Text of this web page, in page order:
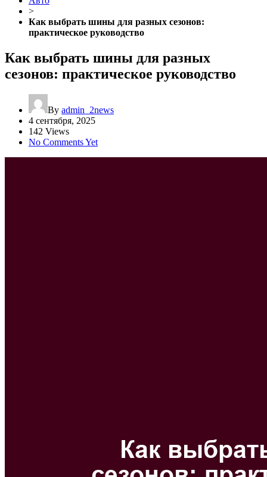
>
Как выбрать шины для разных сезонов:
практическое руководство
Как выбрать шины для разных
сезонов: практическое руководство
By admin_2news
4 сентября, 2025
142 Views
No Comments Yet